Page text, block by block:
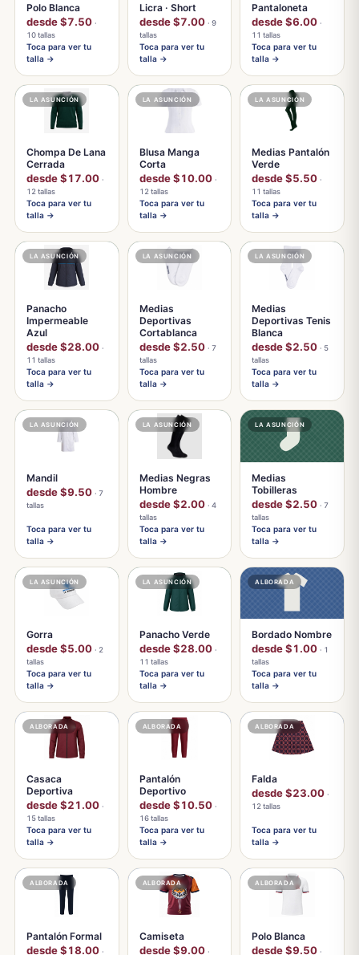
Polo Blanca
desde $7.50 ·
10 tallas
Toca para ver tu
talla →
Licra · Short
desde $7.00 · 9
tallas
Toca para ver tu
talla →
Pantaloneta
desde $6.00 ·
11 tallas
Toca para ver tu
talla →
LA ASUNCIÓN
Chompa De Lana
Cerrada
desde $17.00 ·
12 tallas
Toca para ver tu
talla →
LA ASUNCIÓN
Blusa Manga
Corta
desde $10.00 ·
12 tallas
Toca para ver tu
talla →
LA ASUNCIÓN
Medias Pantalón
Verde
desde $5.50 ·
11 tallas
Toca para ver tu
talla →
LA ASUNCIÓN
Panacho
Impermeable
Azul
desde $28.00 ·
11 tallas
Toca para ver tu
talla →
LA ASUNCIÓN
Medias
Deportivas
Cortablanca
desde $2.50 · 7
tallas
Toca para ver tu
talla →
LA ASUNCIÓN
Medias
Deportivas Tenis
Blanca
desde $2.50 · 5
tallas
Toca para ver tu
talla →
LA ASUNCIÓN
Mandil
desde $9.50 · 7
tallas
Toca para ver tu
talla →
LA ASUNCIÓN
Medias Negras
Hombre
desde $2.00 · 4
tallas
Toca para ver tu
talla →
LA ASUNCIÓN
Medias
Tobilleras
desde $2.50 · 7
tallas
Toca para ver tu
talla →
LA ASUNCIÓN
Gorra
desde $5.00 · 2
tallas
Toca para ver tu
talla →
LA ASUNCIÓN
Panacho Verde
desde $28.00 ·
11 tallas
Toca para ver tu
talla →
ALBORADA
Bordado Nombre
desde $1.00 · 1
tallas
Toca para ver tu
talla →
ALBORADA
Casaca
Deportiva
desde $21.00 ·
15 tallas
Toca para ver tu
talla →
ALBORADA
Pantalón
Deportivo
desde $10.50 ·
16 tallas
Toca para ver tu
talla →
ALBORADA
Falda
desde $23.00 ·
12 tallas
Toca para ver tu
talla →
ALBORADA
Pantalón Formal
desde $18.00 ·
ALBORADA
Camiseta
desde $9.00 ·
ALBORADA
Polo Blanca
desde $9.50 ·